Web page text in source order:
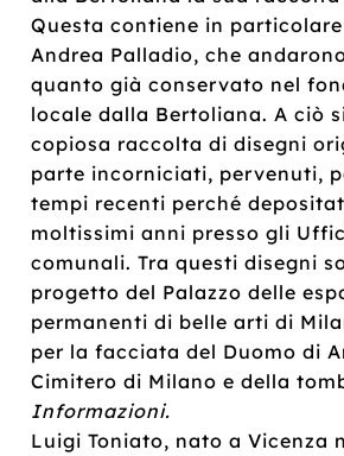
Questa contiene in
Andrea Palladio, che
quanto già conservato nel
locale dalla Bertoliana. A ciò
copiosa raccolta di disegni
parte incorniciati, pervenuti,
tempi recenti perché
moltissimi anni presso gli
comunali. Tra questi disegni
progetto del Palazzo delle
permanenti di belle arti di
per la facciata del Duomo di
Cimitero di Milano e della
Informazioni.
Luigi Toniato, nato a Vicenza